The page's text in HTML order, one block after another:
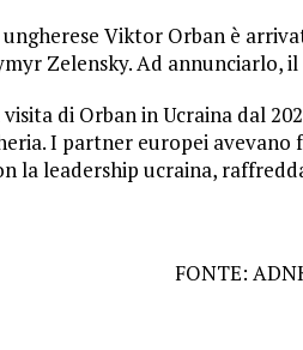
Viktor Orban è
Zelensky. Ad annunciarlo,
di Orban in Ucraina dal
. I partner europei avevano
la leadership ucraina,
FONTE: